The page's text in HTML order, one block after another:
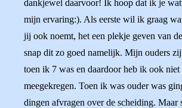
dankjewel daarvoor! Ik hoop dat ik je
mijn ervaring:). Als eerste wil ik graag
jij ook noemt, het een plekje geven van
snap dit zo goed namelijk. Mijn ouders
toen ik 7 was en daardoor heb ik ook niet
meegekregen. Toen ik was ouder was
dingen afvragen over de scheiding. Maar